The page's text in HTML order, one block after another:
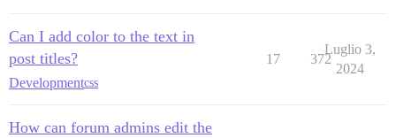
Can I add color to the text in
post titles?
Developmentcss
17 372
Luglio 3,
2024
How can forum admins edit the